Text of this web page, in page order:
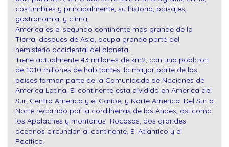
costumbres y principalmente, su historia, paisajes,
gastronomia, y clima,
América es el segundo continente más grande de la
Tierra, despues de Asia, ocupa grande parte del
hemisferio occidental del planeta.
Tiene actualmente 43 millõnes de km2, con una poblcion
de 1010 millones de habitantes. la mayor parte de los
países forman parte de la Comunidade de Naciones de
America Latina, El continente esta dividido en America del
Sur; Centro America y el Caribe, y Norte America. Del Sur a
Norte recorrido por la cordilheiras de los Andes, asi como
los Apalaches y montañas Rocosas, dos grandes
oceanos circundan al continente, El Atlantico y el
Pacifico.